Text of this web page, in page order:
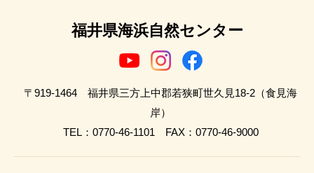
福井県海浜自然センター
〒919-1464 福井県三方上中郡若狭町世久見18-2（食見海
岸）
TEL：0770-46-1101 FAX：0770-46-9000